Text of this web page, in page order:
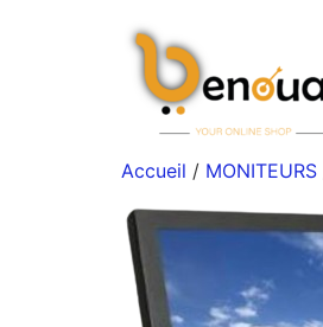
Accueil / MONITEURS